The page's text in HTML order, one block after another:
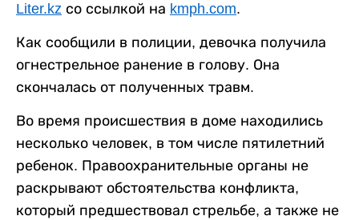
Liter.kz со ссылкой на kmph.com.
Как сообщили в полиции, девочка получила
огнестрельное ранение в голову. Она
скончалась от полученных травм.
Во время происшествия в доме находились
несколько человек, в том числе пятилетний
ребенок. Правоохранительные органы не
раскрывают обстоятельства конфликта,
который предшествовал стрельбе, а также не